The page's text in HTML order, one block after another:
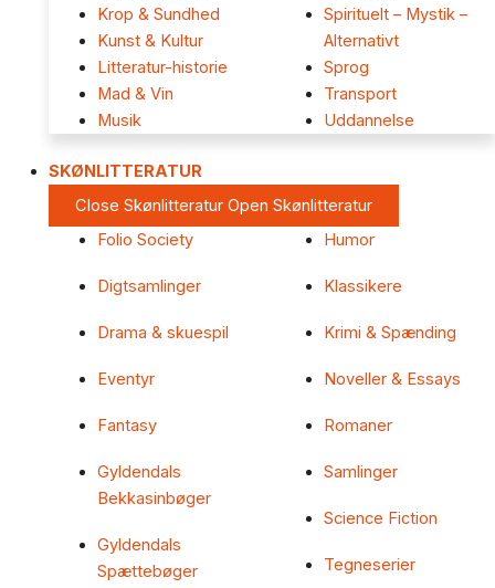
Krop & Sundhed
Kunst & Kultur
Litteratur-historie
Mad & Vin
Musik
Spirituelt – Mystik –
Alternativt
Sprog
Transport
Uddannelse
SKØNLITTERATUR
Close Skønlitteratur Open Skønlitteratur
Folio Society
Digtsamlinger
Drama & skuespil
Eventyr
Fantasy
Gyldendals
Bekkasinbøger
Gyldendals
Spættebøger
Humor
Klassikere
Krimi & Spænding
Noveller & Essays
Romaner
Samlinger
Science Fiction
Tegneserier